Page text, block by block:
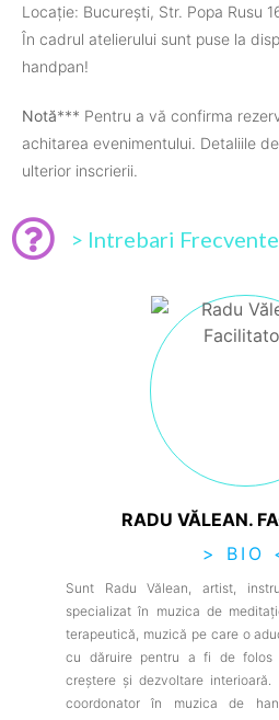
Locație: București, Str. Popa Rusu
În cadrul atelierului sunt puse la
handpan!
Notă*** Pentru a vă confirma
achitarea evenimentului. Detaliile
ulterior inscrierii.
> Intrebari Frecvente
RADU VĂLEAN.
> BIO
Sunt Radu Vălean, artist,
specializat în muzica de
terapeutică, muzică pe care o
cu dăruire pentru a fi de folos
creștere și dezvoltare
coordonator în muzica de